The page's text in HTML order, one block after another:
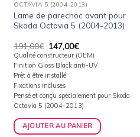
OCTAVIA 5 (2004-2013)
Lame de parechoc avant pour
Skoda Octavia 5 (2004-2013)
191,00€ Le
prix
initial
était :
191,00€.
147,00€Le
prix
actuel
est :
Qualité constructeur (OEM)
Finition Gloss Black anti-UV
Prêt à être installé
Fixations incluses
Pensé et conçu spécialement pour Skoda
Octavia 5 (2004-2013)
AJOUTER AU PANIER